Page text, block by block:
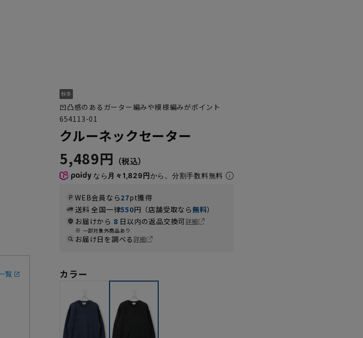
覧
凹凸感のあるガーター編みや模様編みがポイント
654113-01
クルーネックセーター
5,489円
なら 月々1,829円から。分割手数料無料
WEB会員なら27pt獲得
送料 全国一律550円（店舗受取なら無料）
お届けから 8 日以内の返品交換可詳細
一部対象外商品あり
お届け日を調べる詳細
カラー